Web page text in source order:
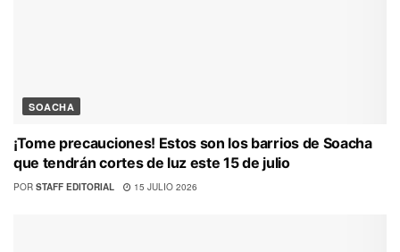
SOACHA
¡Tome precauciones! Estos son los barrios de Soacha
que tendrán cortes de luz este 15 de julio
POR STAFF EDITORIAL 15 JULIO 2026